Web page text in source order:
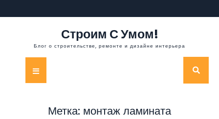
к
Строим С Умом!
Блог о строительстве, ремонте и дизайне интерьера
Кнопка
Метка: монтаж ламината